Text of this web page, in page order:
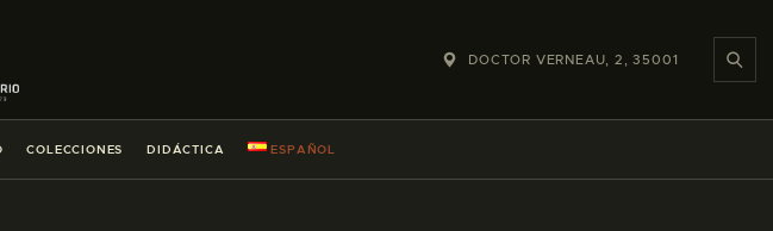
DOCTOR VERNEAU, 2, 35001
COLECCIONES DIDÁCTICA ESPAÑOL